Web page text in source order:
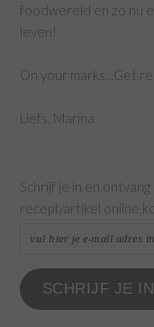
foodwereld en zo nu
leven!
On your marks...Get
Liefs, Marina
Schrijf je in en
recept/artikel online
vul
je
e-
SCHRIJF JE IN